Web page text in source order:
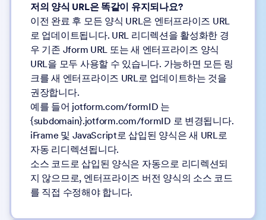
저의 양식 URL은 똑같이 유지되나요?
이전 완료 후 모든 양식 URL은 엔터프라이즈 URL
로 업데이트됩니다. URL 리디렉션을 활성화한 경
우 기존 Jform URL 또는 새 엔터프라이즈 양식
URL을 모두 사용할 수 있습니다. 가능하면 모든 링
크를 새 엔터프라이즈 URL로 업데이트하는 것을
권장합니다.
예를 들어 jotform.com/formID 는
{subdomain}.jotform.com/formID 로 변경됩니다.
iFrame 및 JavaScript로 삽입된 양식은 새 URL로
자동 리디렉션됩니다.
소스 코드로 삽입된 양식은 자동으로 리디렉션되
지 않으므로, 엔터프라이즈 버전 양식의 소스 코드
를 직접 수정해야 합니다.